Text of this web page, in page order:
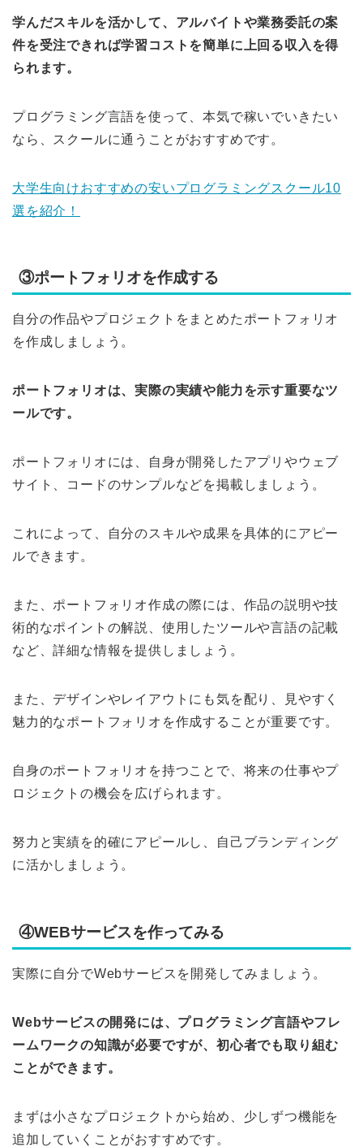
学んだスキルを活かして、アルバイトや業務委託の案
件を受注できれば学習コストを簡単に上回る収入を得
られます。
プログラミング言語を使って、本気で稼いでいきたい
なら、スクールに通うことがおすすめです。
大学生向けおすすめの安いプログラミングスクール10
選を紹介！
③ポートフォリオを作成する
自分の作品やプロジェクトをまとめたポートフォリオ
を作成しましょう。
ポートフォリオは、実際の実績や能力を示す重要なツ
ールです。
ポートフォリオには、自身が開発したアプリやウェブ
サイト、コードのサンプルなどを掲載しましょう。
これによって、自分のスキルや成果を具体的にアピー
ルできます。
また、ポートフォリオ作成の際には、作品の説明や技
術的なポイントの解説、使用したツールや言語の記載
など、詳細な情報を提供しましょう。
また、デザインやレイアウトにも気を配り、見やすく
魅力的なポートフォリオを作成することが重要です。
自身のポートフォリオを持つことで、将来の仕事やプ
ロジェクトの機会を広げられます。
努力と実績を的確にアピールし、自己ブランディング
に活かしましょう。
④WEBサービスを作ってみる
実際に自分でWebサービスを開発してみましょう。
Webサービスの開発には、プログラミング言語やフレ
ームワークの知識が必要ですが、初心者でも取り組む
ことができます。
まずは小さなプロジェクトから始め、少しずつ機能を
追加していくことがおすすめです。